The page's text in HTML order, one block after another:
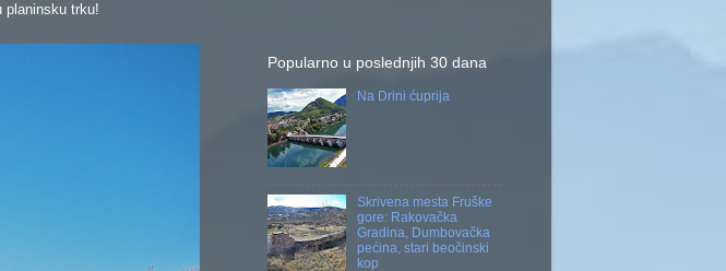
planinsku trku!
Popularno u poslednjih 30 dana
Na Drini ćuprija
Skrivena mesta Fruške
gore: Rakovačka
Gradina, Dumbovačka
pećina, stari beočinski
kop